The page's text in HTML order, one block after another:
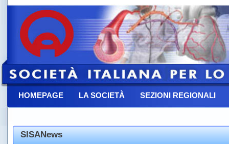
HOMEPAGE LA SOCIETÀ SEZIONI REGIONALI
SISANews